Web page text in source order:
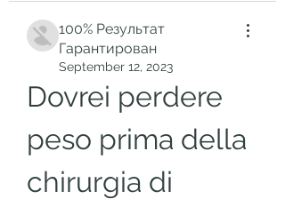
100% Результат
Гарантирован
September 12, 2023
Dovrei perdere
peso prima della
chirurgia di